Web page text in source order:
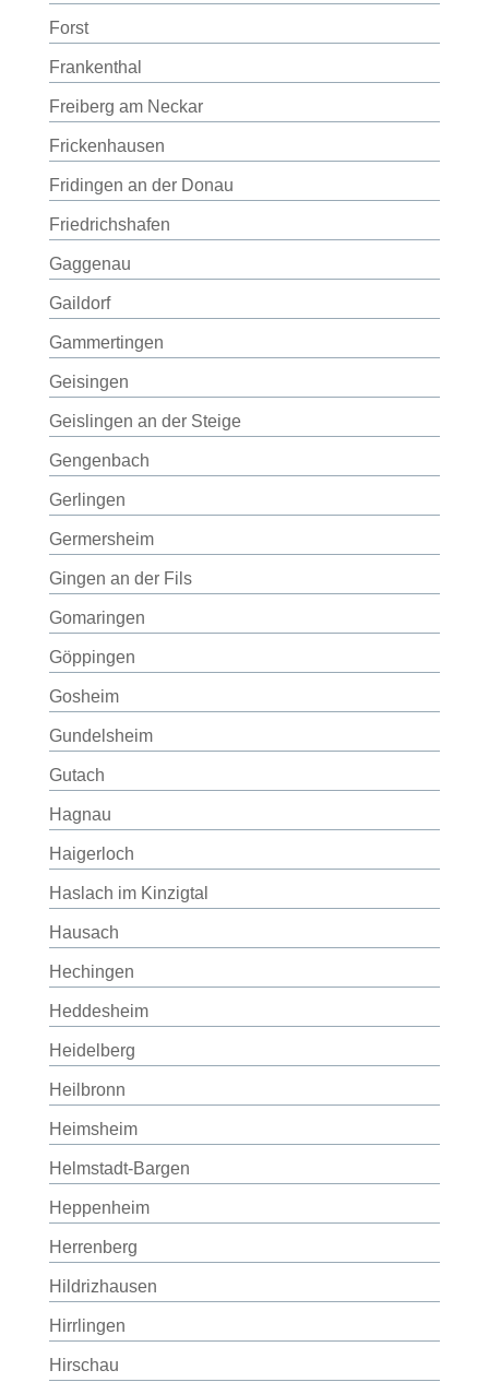
Forst
Frankenthal
Freiberg am Neckar
Frickenhausen
Fridingen an der Donau
Friedrichshafen
Gaggenau
Gaildorf
Gammertingen
Geisingen
Geislingen an der Steige
Gengenbach
Gerlingen
Germersheim
Gingen an der Fils
Gomaringen
Göppingen
Gosheim
Gundelsheim
Gutach
Hagnau
Haigerloch
Haslach im Kinzigtal
Hausach
Hechingen
Heddesheim
Heidelberg
Heilbronn
Heimsheim
Helmstadt-Bargen
Heppenheim
Herrenberg
Hildrizhausen
Hirrlingen
Hirschau